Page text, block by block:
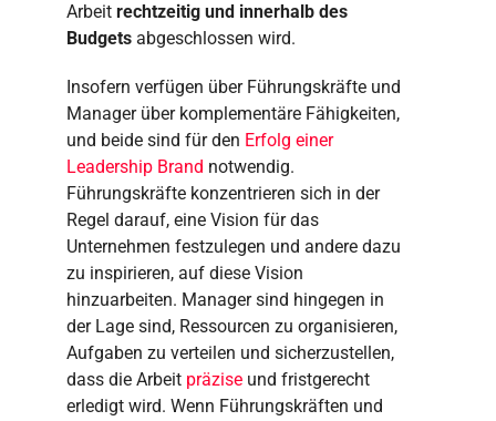
Arbeit rechtzeitig und innerhalb des
Budgets abgeschlossen wird.
Insofern verfügen über Führungskräfte und
Manager über komplementäre Fähigkeiten,
und beide sind für den Erfolg einer
Leadership Brand notwendig.
Führungskräfte konzentrieren sich in der
Regel darauf, eine Vision für das
Unternehmen festzulegen und andere dazu
zu inspirieren, auf diese Vision
hinzuarbeiten. Manager sind hingegen in
der Lage sind, Ressourcen zu organisieren,
Aufgaben zu verteilen und sicherzustellen,
dass die Arbeit präzise und fristgerecht
erledigt wird. Wenn Führungskräften und